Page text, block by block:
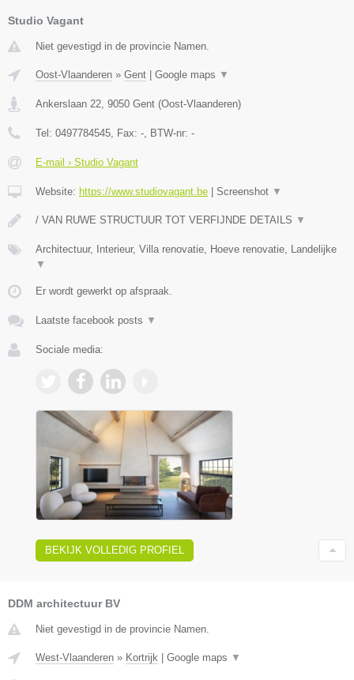
Studio Vagant
Niet gevestigd in de provincie Namen.
Oost-Vlaanderen » Gent | Google maps ▼
Ankerslaan 22 9050 Gent (Oost-Vlaanderen)
Tel: 0497784545 , Fax: - , BTW-nr: -
E-mail › Studio Vagant
Website: https://www.studiovagant.be | Screenshot ▼
/ VAN RUWE STRUCTUUR TOT VERFIJNDE DETAILS ▼
Architectuur, Interieur, Villa renovatie, Hoeve renovatie, Landelijke
▼
Er wordt gewerkt op afspraak.
Laatste facebook posts ▼
Sociale media:
BEKIJK VOLLEDIG PROFIEL
DDM architectuur BV
Niet gevestigd in de provincie Namen.
West-Vlaanderen » Kortrijk Google maps ▼